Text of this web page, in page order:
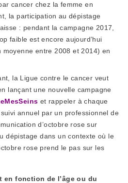
cancer chez la femme en
la participation au dépistage
: pendant la campagne 2017,
faible est encore aujourd’hui
moyenne entre 2008 et 2014) en
la Ligue contre le cancer veut
lançant une nouvelle campagne
et rappeler à chaque
suivi annuel par un professionnel de
d’octobre rose sur
dépistage dans un contexte où le
rose prend le pas sur les
en fonction de l’âge ou du